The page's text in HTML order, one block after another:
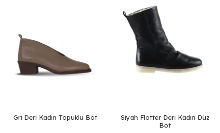
Gri Deri Kadın Topuklu Bot
Siyah Flotter Deri Kadın Düz
Bot